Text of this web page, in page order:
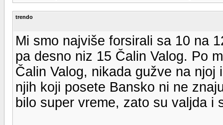
trendo
Mi smo najviše forsirali sa 10 na
pa desno niz 15 Čalin Valog. Po
Čalin Valog, nikada gužve na
njih koji posete Bansko ni ne
bilo super vreme, zato su valjda i